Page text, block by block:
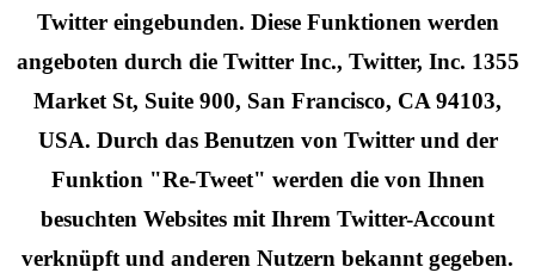
Twitter eingebunden. Diese Funktionen werden
angeboten durch die Twitter Inc., Twitter, Inc. 1355
Market St, Suite 900, San Francisco, CA 94103,
USA. Durch das Benutzen von Twitter und der
Funktion "Re-Tweet" werden die von Ihnen
besuchten Websites mit Ihrem Twitter-Account
verknüpft und anderen Nutzern bekannt gegeben.